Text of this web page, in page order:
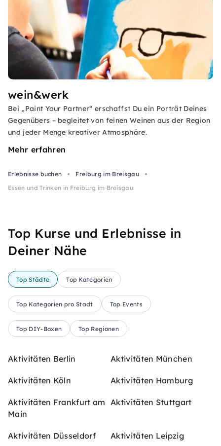
wein&werk
Bei „Paint Your Partner“ erschaffst Du ein Porträt Deines
Gegenübers – begleitet von feinen Weinen aus der Region
und jeder Menge kreativer Atmosphäre.
Mehr erfahren
Erlebnisse buchen
Freiburg im Breisgau
Essen und Trinken in Freiburg im Breisgau
Top Kurse und Erlebnisse in
Deiner Nähe
Top Städte Top Kategorien
Top Kategorien pro Stadt Top Events
Top DIY-Boxen Top Regionen
Aktivitäten Berlin Aktivitäten München
Aktivitäten Köln Aktivitäten Hamburg
Aktivitäten Frankfurt am
Main
Aktivitäten Stuttgart
Aktivitäten Düsseldorf Aktivitäten Leipzig